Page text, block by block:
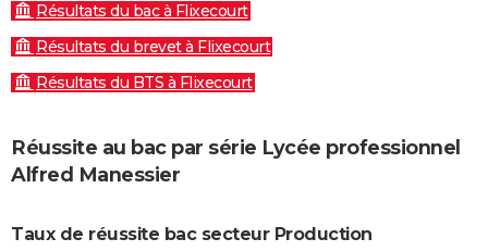
Résultats du bac à Flixecourt
Résultats du brevet à Flixecourt
Résultats du BTS à Flixecourt
Réussite au bac par série Lycée professionnel
Alfred Manessier
Taux de réussite bac secteur Production